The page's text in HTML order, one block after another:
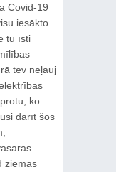
Covid-19
iesākto
tu īsti
tev neļauj
ko
darīt šos
ziemas